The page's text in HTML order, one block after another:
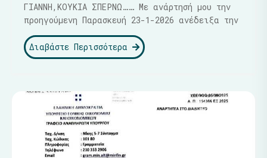
ΓΙΑΝΝΗ,ΚΟΥΚΙΑ ΣΠΕΡΝΩ…… Με ανάρτησή μου την
προηγούμενη Παρασκευή 23-1-2026 ανέδειξα την
Διαβάστε Περισσότερα